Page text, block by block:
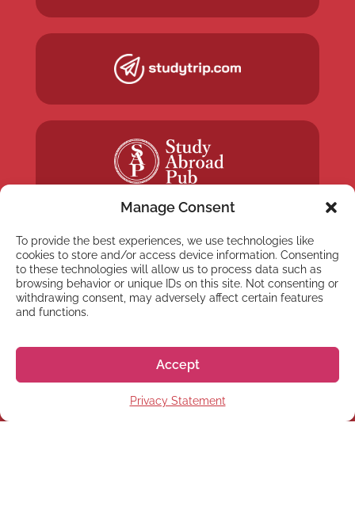
Manage Consent
To provide the best experiences, we use technologies like
cookies to store and/or access device information. Consenting
to these technologies will allow us to process data such as
browsing behavior or unique IDs on this site. Not consenting or
withdrawing consent, may adversely affect certain features
and functions.
Accept
Privacy Statement
NYHETSBREV
Anmäl dig till vårt
nyhetsbrev